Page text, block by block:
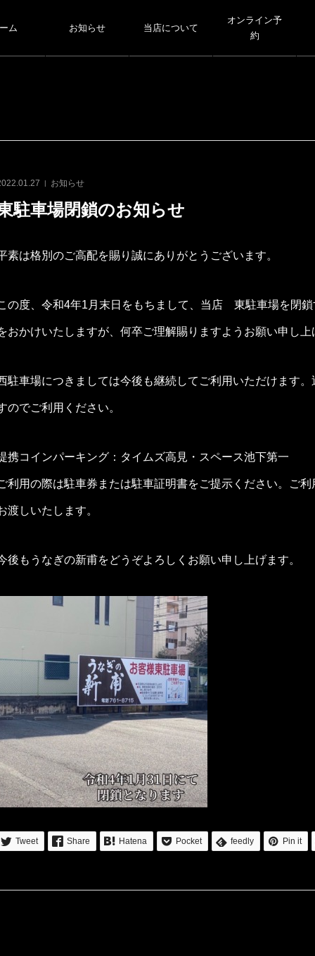
ム お知らせ 当店について
オンライン予
約
お知らせ
駐車場閉鎖のお知らせ
素は格別のご高配を賜り誠にありがとうございます。
の度、令和4年1月末日をもちまして、当店 東駐車場を閉
おかけいたしますが、何卒ご理解賜りますようお願い申し上
駐車場につきましては今後も継続してご利用いただけます
のでご利用ください。
携コインパーキング：タイムズ高見・スペース池下第一
利用の際は駐車券または駐車証明書をご提示ください。ご
渡しいたします。
後もうなぎの新甫をどうぞよろしくお願い申し上げます。
Tweet Share Hatena Pocket feedly Pin it
まぶしの素 2袋入
税）
本格うなぎまぶしの素 3袋入
MMT3
¥10,200 （内税）
¥